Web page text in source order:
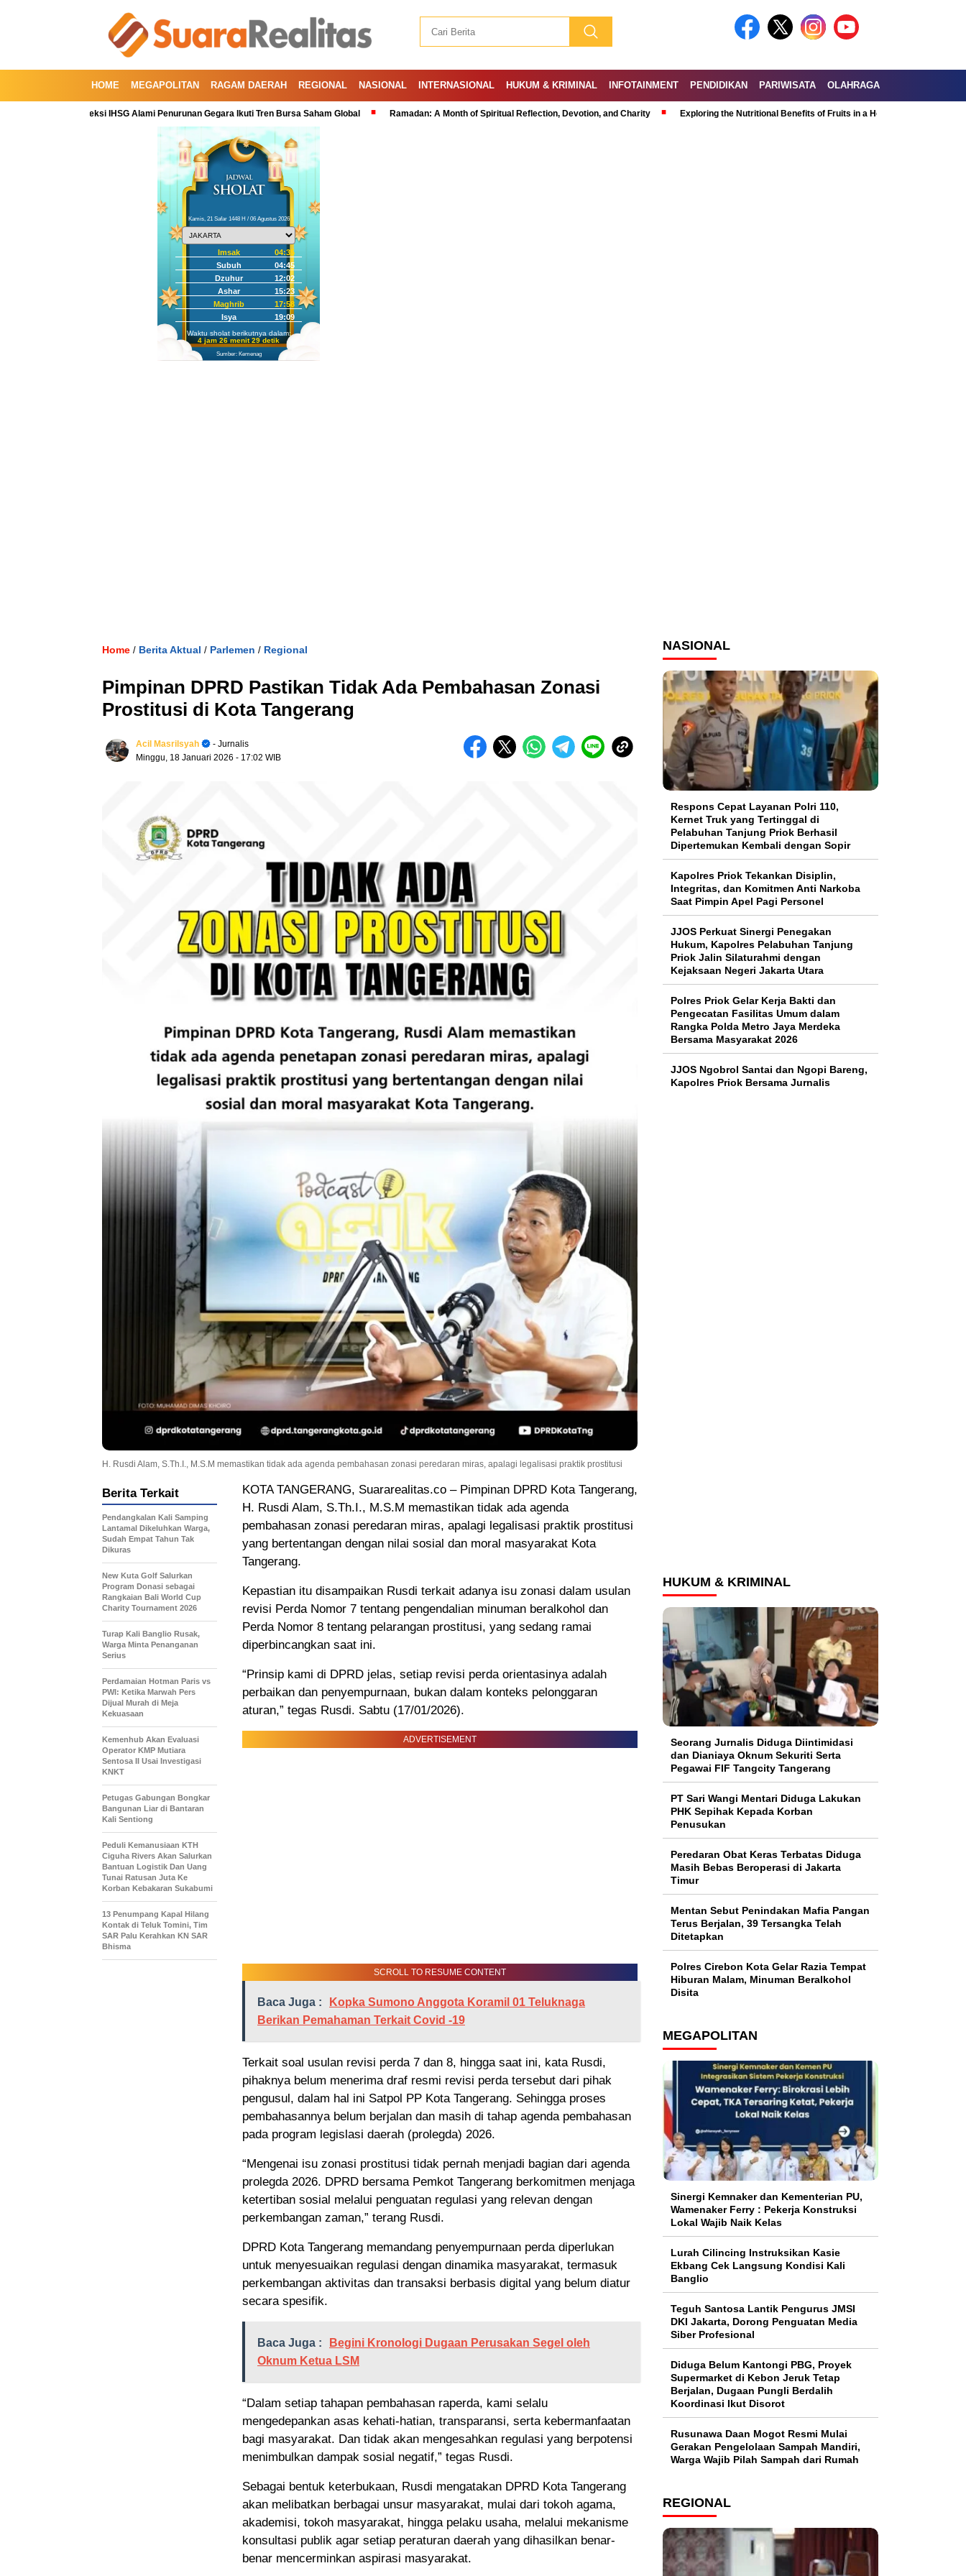
HOME MEGAPOLITAN RAGAM DAERAH REGIONAL NASIONAL INTERNASIONAL HUKUM & KRIMINAL INFOTAINMENT PENDIDIKAN PARIWISATA OLAHRAGA
Koreksi IHSG Alami Penurunan Gegara Ikuti Tren Bursa Saham Global Ramadan: A Month of Spiritual Reflection, Devotion, and Charity Exploring the Nutritional Benefits of Fruits in a Healthy and Balanced Diet
Kamis, 21 Safar 1448 H / 06 Agustus 2026
Imsak
04:35
Subuh
04:45
Dzuhur
12:02
Ashar
15:23
Maghrib
17:58
Isya
19:09
Waktu sholat berikutnya dalam:
4 jam 26 menit 27 detik
Sumber: Kemenag
Home / Berita Aktual / Parlemen / Regional
Pimpinan DPRD Pastikan Tidak Ada Pembahasan Zonasi
Prostitusi di Kota Tangerang
Acil Masrilsyah
- Jurnalis
Minggu, 18 Januari 2026 - 17:02 WIB
H. Rusdi Alam, S.Th.I., M.S.M memastikan tidak ada agenda pembahasan zonasi peredaran miras, apalagi legalisasi praktik prostitusi
KOTA TANGERANG, Suararealitas.co – Pimpinan DPRD Kota Tangerang,
H. Rusdi Alam, S.Th.I., M.S.M memastikan tidak ada agenda
pembahasan zonasi peredaran miras, apalagi legalisasi praktik prostitusi
yang bertentangan dengan nilai sosial dan moral masyarakat Kota
Tangerang.
Kepastian itu disampaikan Rusdi terkait adanya isu zonasi dalam usulan
revisi Perda Nomor 7 tentang pengendalian minuman beralkohol dan
Perda Nomor 8 tentang pelarangan prostitusi, yang sedang ramai
diperbincangkan saat ini.
“Prinsip kami di DPRD jelas, setiap revisi perda orientasinya adalah
perbaikan dan penyempurnaan, bukan dalam konteks pelonggaran
aturan,” tegas Rusdi. Sabtu (17/01/2026).
ADVERTISEMENT
SCROLL TO RESUME CONTENT
Baca Juga :
Kopka Sumono Anggota Koramil 01 Teluknaga
Berikan Pemahaman Terkait Covid -19
Terkait soal usulan revisi perda 7 dan 8, hingga saat ini, kata Rusdi,
pihaknya belum menerima draf resmi revisi perda tersebut dari pihak
pengusul, dalam hal ini Satpol PP Kota Tangerang. Sehingga proses
pembahasannya belum berjalan dan masih di tahap agenda pembahasan
pada program legislasi daerah (prolegda) 2026.
“Mengenai isu zonasi prostitusi tidak pernah menjadi bagian dari agenda
prolegda 2026. DPRD bersama Pemkot Tangerang berkomitmen menjaga
ketertiban sosial melalui penguatan regulasi yang relevan dengan
perkembangan zaman,” terang Rusdi.
DPRD Kota Tangerang memandang penyempurnaan perda diperlukan
untuk menyesuaikan regulasi dengan dinamika masyarakat, termasuk
perkembangan aktivitas dan transaksi berbasis digital yang belum diatur
secara spesifik.
Baca Juga :
Begini Kronologi Dugaan Perusakan Segel oleh
Oknum Ketua LSM
“Dalam setiap tahapan pembahasan raperda, kami selalu
mengedepankan asas kehati-hatian, transparansi, serta kebermanfaatan
bagi masyarakat. Dan tidak akan mengesahkan regulasi yang berpotensi
menimbulkan dampak sosial negatif,” tegas Rusdi.
Sebagai bentuk keterbukaan, Rusdi mengatakan DPRD Kota Tangerang
akan melibatkan berbagai unsur masyarakat, mulai dari tokoh agama,
akademisi, tokoh masyarakat, hingga pelaku usaha, melalui mekanisme
konsultasi publik agar setiap peraturan daerah yang dihasilkan benar-
benar mencerminkan aspirasi masyarakat.
Berita Terkait
Pendangkalan Kali Samping
Lantamal Dikeluhkan Warga,
Sudah Empat Tahun Tak
Dikuras
New Kuta Golf Salurkan
Program Donasi sebagai
Rangkaian Bali World Cup
Charity Tournament 2026
Turap Kali Banglio Rusak,
Warga Minta Penanganan
Serius
Perdamaian Hotman Paris vs
PWI: Ketika Marwah Pers
Dijual Murah di Meja
Kekuasaan
Kemenhub Akan Evaluasi
Operator KMP Mutiara
Sentosa II Usai Investigasi
KNKT
Petugas Gabungan Bongkar
Bangunan Liar di Bantaran
Kali Sentiong
Peduli Kemanusiaan KTH
Ciguha Rivers Akan Salurkan
Bantuan Logistik Dan Uang
Tunai Ratusan Juta Ke
Korban Kebakaran Sukabumi
13 Penumpang Kapal Hilang
Kontak di Teluk Tomini, Tim
SAR Palu Kerahkan KN SAR
Bhisma
NASIONAL
Respons Cepat Layanan Polri 110,
Kernet Truk yang Tertinggal di
Pelabuhan Tanjung Priok Berhasil
Dipertemukan Kembali dengan Sopir
Kapolres Priok Tekankan Disiplin,
Integritas, dan Komitmen Anti Narkoba
Saat Pimpin Apel Pagi Personel
JJOS Perkuat Sinergi Penegakan
Hukum, Kapolres Pelabuhan Tanjung
Priok Jalin Silaturahmi dengan
Kejaksaan Negeri Jakarta Utara
Polres Priok Gelar Kerja Bakti dan
Pengecatan Fasilitas Umum dalam
Rangka Polda Metro Jaya Merdeka
Bersama Masyarakat 2026
JJOS Ngobrol Santai dan Ngopi Bareng,
Kapolres Priok Bersama Jurnalis
HUKUM & KRIMINAL
Seorang Jurnalis Diduga Diintimidasi
dan Dianiaya Oknum Sekuriti Serta
Pegawai FIF Tangcity Tangerang
PT Sari Wangi Mentari Diduga Lakukan
PHK Sepihak Kepada Korban
Penusukan
Peredaran Obat Keras Terbatas Diduga
Masih Bebas Beroperasi di Jakarta
Timur
Mentan Sebut Penindakan Mafia Pangan
Terus Berjalan, 39 Tersangka Telah
Ditetapkan
Polres Cirebon Kota Gelar Razia Tempat
Hiburan Malam, Minuman Beralkohol
Disita
MEGAPOLITAN
Sinergi Kemnaker dan Kementerian PU,
Wamenaker Ferry : Pekerja Konstruksi
Lokal Wajib Naik Kelas
Lurah Cilincing Instruksikan Kasie
Ekbang Cek Langsung Kondisi Kali
Banglio
Teguh Santosa Lantik Pengurus JMSI
DKI Jakarta, Dorong Penguatan Media
Siber Profesional
Diduga Belum Kantongi PBG, Proyek
Supermarket di Kebon Jeruk Tetap
Berjalan, Dugaan Pungli Berdalih
Koordinasi Ikut Disorot
Rusunawa Daan Mogot Resmi Mulai
Gerakan Pengelolaan Sampah Mandiri,
Warga Wajib Pilah Sampah dari Rumah
REGIONAL